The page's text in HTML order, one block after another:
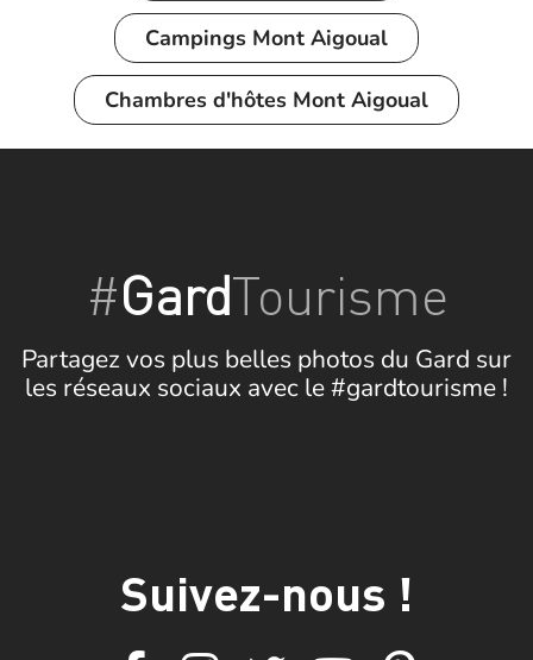
Campings Mont Aigoual
Chambres d'hôtes Mont Aigoual
#GardTourisme
Partagez vos plus belles photos du Gard sur
les réseaux sociaux avec le #gardtourisme !
Suivez-nous !